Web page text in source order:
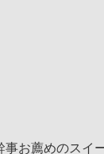
お薦めのスイ